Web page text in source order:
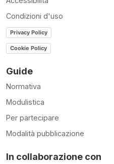
Condizioni d'uso
Privacy Policy
Cookie Policy
Guide
Normativa
Modulistica
Per partecipare
Modalità pubblicazione
In collaborazione con